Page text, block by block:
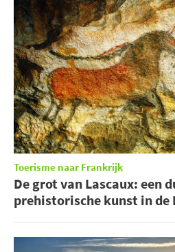
Toerisme naar Frankrijk
De grot van Lascaux: een
prehistorische kunst in de